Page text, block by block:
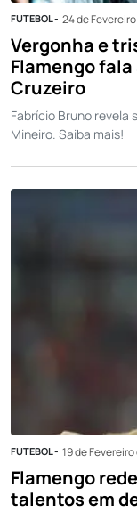
FUTEBOL - 24 de
Vergonha e
Flamengo
Cruzeiro
Fabrício Bruno revela
Mineiro. Saiba mais!
FUTEBOL - 19 de
Flamengo
talentos em